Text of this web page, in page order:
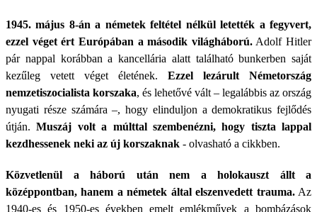
1945. május 8-án a németek feltétel nélkül letették a fegyvert,
ezzel véget ért Európában a második világháború.Adolf Hitler
pár nappal korábban a kancellária alatt található bunkerben saját
kezűleg vetett véget életének. Ezzel lezárult Németország
nemzetiszocialista korszaka, és lehetővé vált – legalábbis az ország
nyugati része számára –, hogy elinduljon a demokratikus fejlődés
útján.Muszáj volt a múlttal szembenézni, hogy tiszta lappal
kezdhessenek neki az új korszaknak - olvasható a cikkben.
Közvetlenül a háború után nem a holokauszt állt a
középpontban, hanem a németek által elszenvedett trauma.Az
1940-es és 1950-es években emelt emlékművek a bombázások